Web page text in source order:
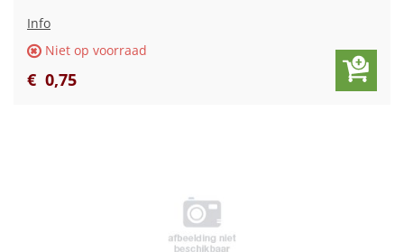
Info
Niet op voorraad
€ 0,75